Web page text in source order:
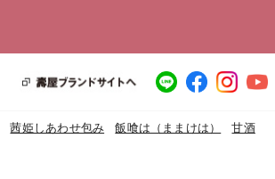
茜姫しあわせ包み 飯喰は（ままけは） 甘酒